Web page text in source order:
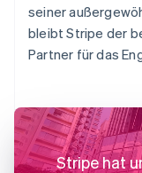
seiner
bleibt Stripe der
Partner für das
Stripe hat